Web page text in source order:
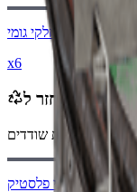
חלקי גומי
x6
ממוחזר ל
פחות מטבעות שודדים
חלקי פלסטיק